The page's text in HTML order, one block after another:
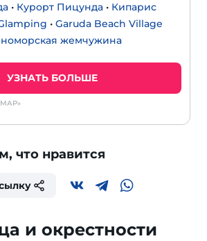
• Курорт Пицунда • Кипарис
• Garuda Beach Village
жемчужина
УЗНАТЬ БОЛЬШЕ
что нравится
и окрестности